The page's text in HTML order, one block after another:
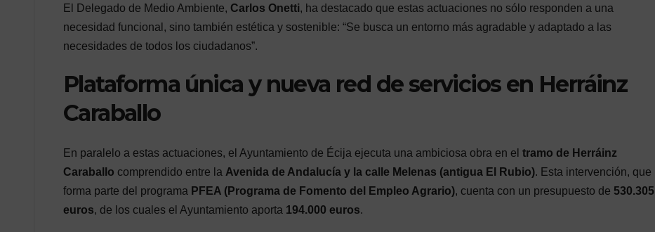
El Delegado de Medio Ambiente, Carlos Onetti, ha destacado que estas actuaciones no sólo responden a una
necesidad funcional, sino también estética y sostenible: “Se busca un entorno más agradable y adaptado a las
necesidades de todos los ciudadanos”.
Plataforma única y nueva red de servicios en Herráinz
Caraballo
En paralelo a estas actuaciones, el Ayuntamiento de Écija ejecuta una ambiciosa obra en el tramo de Herráinz
Caraballo comprendido entre la Avenida de Andalucía y la calle Melenas (antigua El Rubio). Esta intervención, que
forma parte del programa PFEA (Programa de Fomento del Empleo Agrario), cuenta con un presupuesto de 530.305
euros, de los cuales el Ayuntamiento aporta 194.000 euros.